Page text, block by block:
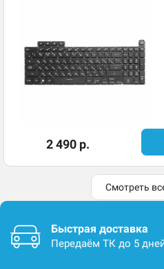
2 490 р.
Смотреть
Быстрая доставка
Передаём ТК до 5